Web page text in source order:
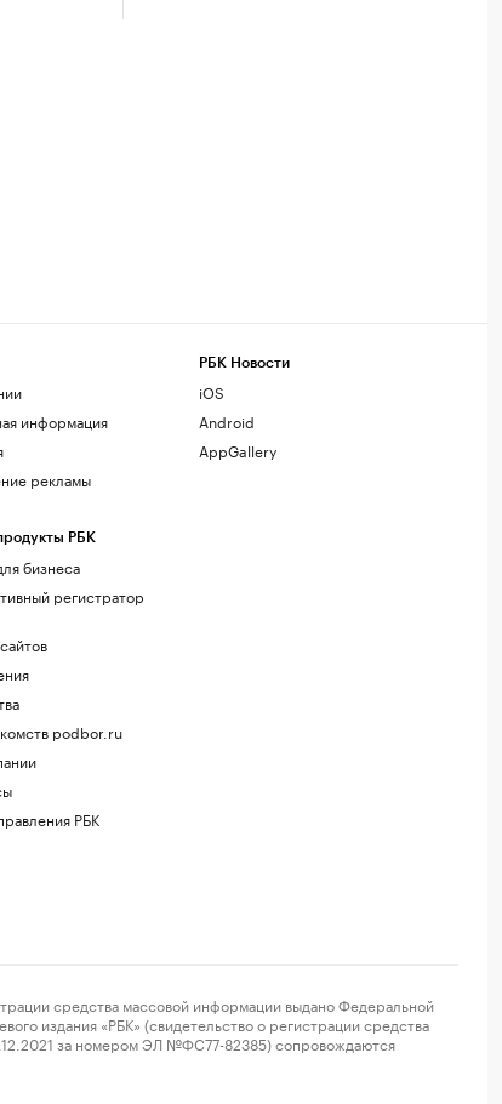
информация
рекламы
РБК
бизнеса
регистратор
podbor.ru
РБК
РБК Новости
iOS
Android
AppGallery
средства массовой информации выдано Федеральной
издания «РБК» (свидетельство о регистрации средства
за номером ЭЛ №ФС77-82385) сопровождаются